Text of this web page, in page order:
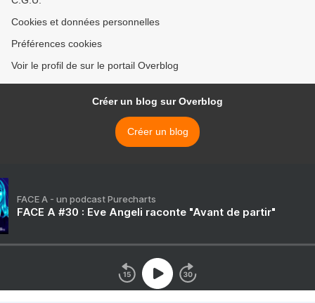
Cookies et données personnelles
Préférences cookies
Voir le profil de sur le portail Overblog
Créer un blog sur Overblog
Créer un blog
FACE A - un podcast Purecharts
FACE A #30 : Eve Angeli raconte "Avant de partir"